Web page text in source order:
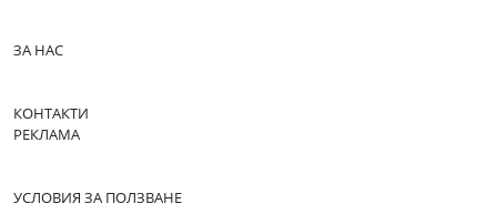
ЗА НАС
КОНТАКТИ
РЕКЛАМА
УСЛОВИЯ ЗА ПОЛЗВАНЕ